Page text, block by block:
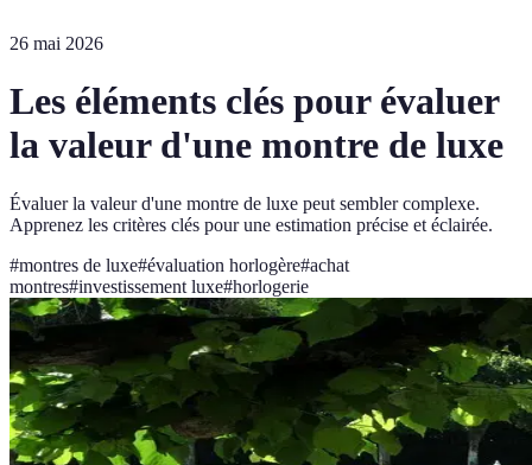
26 mai 2026
Les éléments clés pour évaluer
la valeur d'une montre de luxe
Évaluer la valeur d'une montre de luxe peut sembler complexe.
Apprenez les critères clés pour une estimation précise et éclairée.
#montres de luxe#évaluation horlogère#achat
montres#investissement luxe#horlogerie